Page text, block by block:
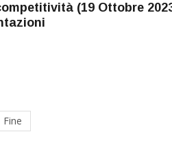
(19 Ottobre
Fine